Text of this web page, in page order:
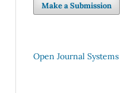
Make a Submission
Open Journal Systems